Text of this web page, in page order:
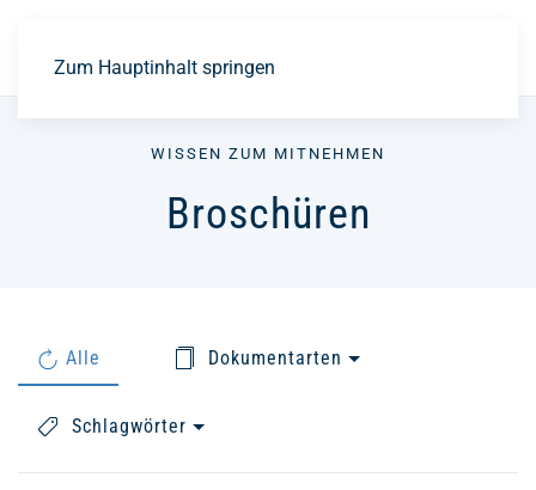
Zum Hauptinhalt springen
WISSEN ZUM MITNEHMEN
Broschüren
Alle Dokumentarten
Schlagwörter